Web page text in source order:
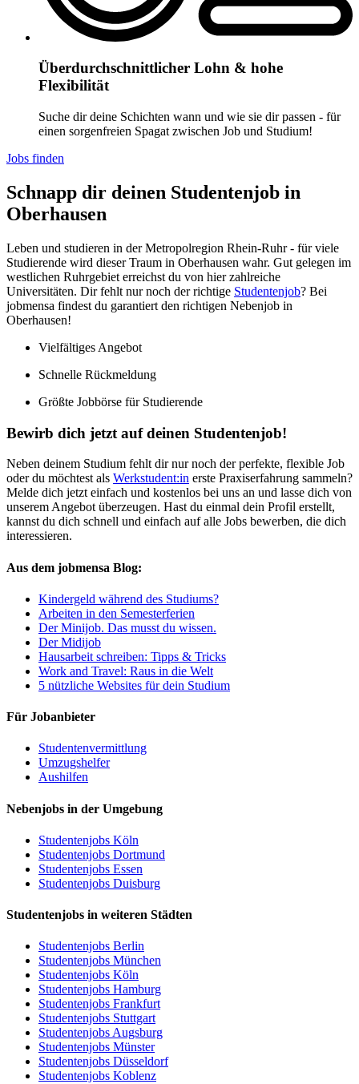
Überdurchschnittlicher Lohn & hohe
Flexibilität
Suche dir deine Schichten wann und wie sie dir passen - für
einen sorgenfreien Spagat zwischen Job und Studium!
Jobs finden
Schnapp dir deinen Studentenjob in
Oberhausen
Leben und studieren in der Metropolregion Rhein-Ruhr - für viele
Studierende wird dieser Traum in Oberhausen wahr. Gut gelegen im
westlichen Ruhrgebiet erreichst du von hier zahlreiche
Universitäten. Dir fehlt nur noch der richtige Studentenjob? Bei
jobmensa findest du garantiert den richtigen Nebenjob in
Oberhausen!
Vielfältiges Angebot
Schnelle Rückmeldung
Größte Jobbörse für Studierende
Bewirb dich jetzt auf deinen Studentenjob!
Neben deinem Studium fehlt dir nur noch der perfekte, flexible Job
oder du möchtest als Werkstudent:in erste Praxiserfahrung sammeln?
Melde dich jetzt einfach und kostenlos bei uns an und lasse dich von
unserem Angebot überzeugen. Hast du einmal dein Profil erstellt,
kannst du dich schnell und einfach auf alle Jobs bewerben, die dich
interessieren.
Aus dem jobmensa Blog:
Kindergeld während des Studiums?
Arbeiten in den Semesterferien
Der Minijob. Das musst du wissen.
Der Midijob
Hausarbeit schreiben: Tipps & Tricks
Work and Travel: Raus in die Welt
5 nützliche Websites für dein Studium
Für Jobanbieter
Studentenvermittlung
Umzugshelfer
Aushilfen
Nebenjobs in der Umgebung
Studentenjobs Köln
Studentenjobs Dortmund
Studentenjobs Essen
Studentenjobs Duisburg
Studentenjobs in weiteren Städten
Studentenjobs Berlin
Studentenjobs München
Studentenjobs Köln
Studentenjobs Hamburg
Studentenjobs Frankfurt
Studentenjobs Stuttgart
Studentenjobs Augsburg
Studentenjobs Münster
Studentenjobs Düsseldorf
Studentenjobs Koblenz